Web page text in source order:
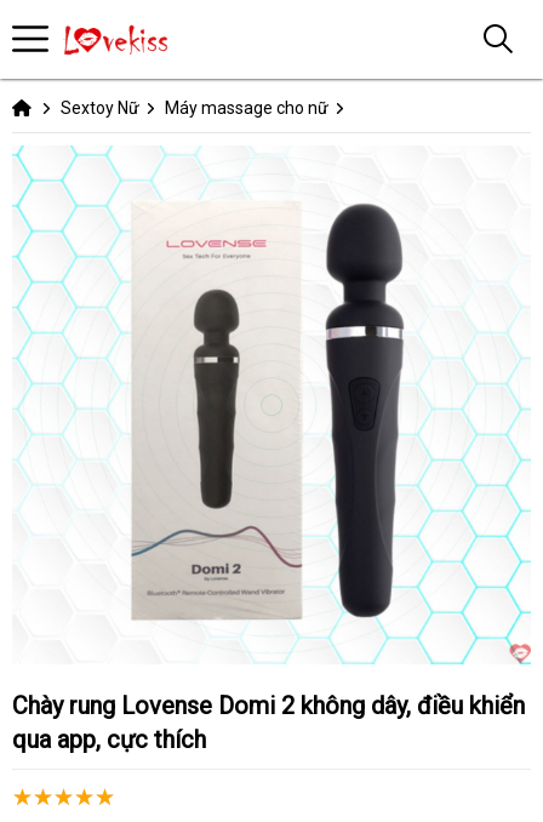
Sextoy Nữ Máy massage cho nữ
Chày rung Lovense Domi 2 không dây, điều khiển
qua app, cực thích